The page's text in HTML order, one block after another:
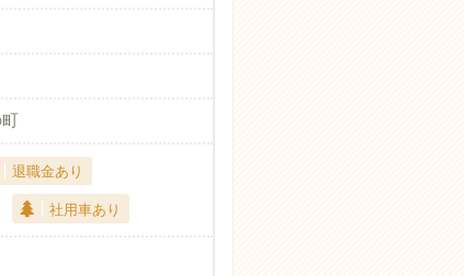
退職金あり
社用車あり